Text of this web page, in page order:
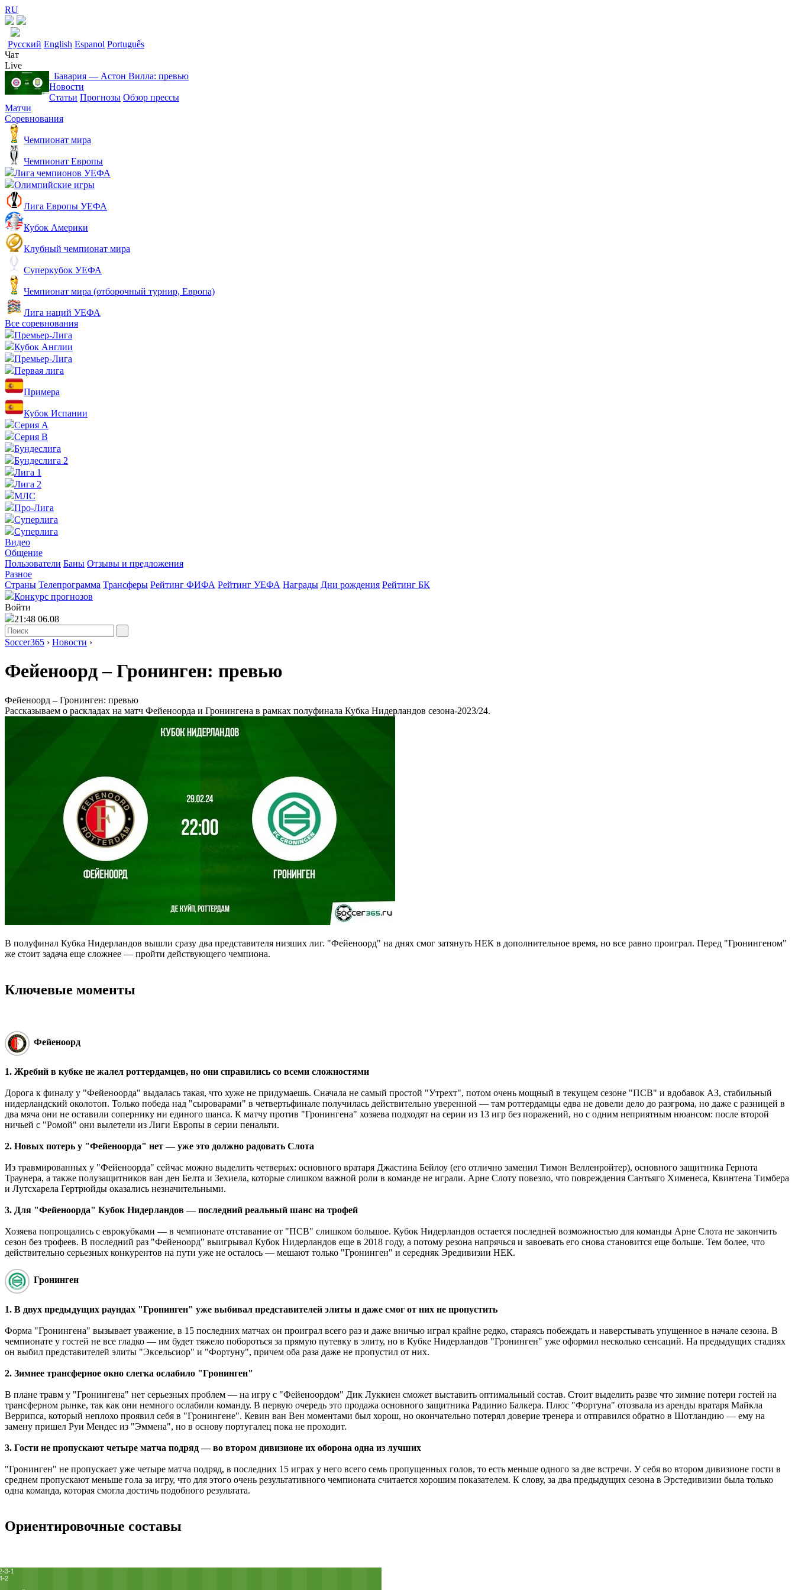
RU
Русский English Espanol Português
Чат
Live
Бавария ― Астон Вилла: превью
Новости
Статьи Прогнозы Обзор прессы
Матчи
Соревнования
Чемпионат мира
Чемпионат Европы
Лига чемпионов УЕФА
Олимпийские игры
Лига Европы УЕФА
Кубок Америки
Клубный чемпионат мира
Суперкубок УЕФА
Чемпионат мира (отборочный турнир, Европа)
Лига наций УЕФА
Все соревнования
Премьер-Лига
Кубок Англии
Премьер-Лига
Первая лига
Примера
Кубок Испании
Серия А
Серия B
Бундеслига
Бундеслига 2
Лига 1
Лига 2
МЛС
Про-Лига
Суперлига
Суперлига
Видео
Общение
Пользователи Баны Отзывы и предложения
Разное
Страны Телепрограмма Трансферы Рейтинг ФИФА Рейтинг УЕФА Награды Дни рождения Рейтинг БК
Конкурс прогнозов
Войти
21:48 06.08
Soccer365 › Новости ›
Фейеноорд – Гронинген: превью
Фейеноорд – Гронинген: превью
Рассказываем о раскладах на матч Фейеноорда и Гронингена в рамках полуфинала Кубка Нидерландов сезона-2023/24.
В полуфинал Кубка Нидерландов вышли сразу два представителя низших лиг. "Фейеноорд" на днях смог затянуть НЕК в дополнительное время, но все равно проиграл. Перед "Гронингеном"
же стоит задача еще сложнее — пройти действующего чемпиона.
Ключевые моменты
Фейеноорд
1. Жребий в кубке не жалел роттердамцев, но они справились со всеми сложностями
Дорога к финалу у "Фейеноорда" выдалась такая, что хуже не придумаешь. Сначала не самый простой "Утрехт", потом очень мощный в текущем сезоне "ПСВ" и вдобавок АЗ, стабильный
нидерландский околотоп. Только победа над "сыроварами" в четвертьфинале получилась действительно уверенной — там роттердамцы едва не довели дело до разгрома, но даже с разницей в
два мяча они не оставили сопернику ни единого шанса. К матчу против "Гронингена" хозяева подходят на серии из 13 игр без поражений, но с одним неприятным нюансом: после второй
ничьей с "Ромой" они вылетели из Лиги Европы в серии пенальти.
2. Новых потерь у "Фейеноорда" нет — уже это должно радовать Слота
Из травмированных у "Фейеноорда" сейчас можно выделить четверых: основного вратаря Джастина Бейлоу (его отлично заменил Тимон Велленройтер), основного защитника Гернота
Траунера, а также полузащитников ван ден Белта и Зехиела, которые слишком важной роли в команде не играли. Арне Слоту повезло, что повреждения Сантьяго Хименеса, Квинтена Тимбера
и Лутсхарела Гертрюйды оказались незначительными.
3. Для "Фейеноорда" Кубок Нидерландов — последний реальный шанс на трофей
Хозяева попрощались с еврокубками — в чемпионате отставание от "ПСВ" слишком большое. Кубок Нидерландов остается последней возможностью для команды Арне Слота не закончить
сезон без трофеев. В последний раз "Фейеноорд" выигрывал Кубок Нидерландов еще в 2018 году, а потому резона напрячься и завоевать его снова становится еще больше. Тем более, что
действительно серьезных конкурентов на пути уже не осталось — мешают только "Гронинген" и середняк Эредивизии НЕК.
Гронинген
1. В двух предыдущих раундах "Гронинген" уже выбивал представителей элиты и даже смог от них не пропустить
Форма "Гронингена" вызывает уважение, в 15 последних матчах он проиграл всего раз и даже вничью играл крайне редко, стараясь побеждать и наверстывать упущенное в начале сезона. В
чемпионате у гостей не все гладко — им будет тяжело побороться за прямую путевку в элиту, но в Кубке Нидерландов "Гронинген" уже оформил несколько сенсаций. На предыдущих стадиях
он выбил представителей элиты "Эксельсиор" и "Фортуну", причем оба раза даже не пропустил от них.
2. Зимнее трансферное окно слегка ослабило "Гронинген"
В плане травм у "Гронингена" нет серьезных проблем — на игру с "Фейеноордом" Дик Луккиен сможет выставить оптимальный состав. Стоит выделить разве что зимние потери гостей на
трансферном рынке, так как они немного ослабили команду. В первую очередь это продажа основного защитника Радинио Балкера. Плюс "Фортуна" отозвала из аренды вратаря Майкла
Веррипса, который неплохо проявил себя в "Гронингене". Кевин ван Вен моментами был хорош, но окончательно потерял доверие тренера и отправился обратно в Шотландию — ему на
замену пришел Руи Мендес из "Эммена", но в основу португалец пока не проходит.
3. Гости не пропускают четыре матча подряд — во втором дивизионе их оборона одна из лучших
"Гронинген" не пропускает уже четыре матча подряд, в последних 15 играх у него всего семь пропущенных голов, то есть меньше одного за две встречи. У себя во втором дивизионе гости в
среднем пропускают меньше гола за игру, что для этого очень результативного чемпионата считается хорошим показателем. К слову, за два предыдущих сезона в Эрстедивизии была только
одна команда, которая смогла достичь подобного результата.
Ориентировочные составы
3-1
2